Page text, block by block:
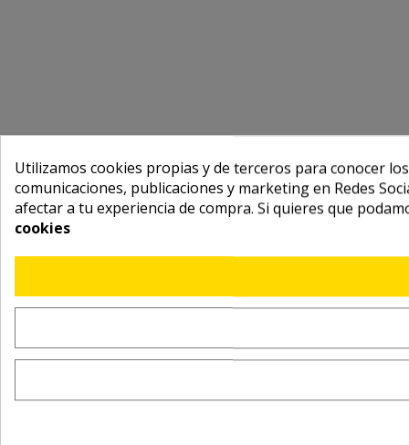
Utilizamos cookies propias y de terceros para conocer
comunicaciones, publicaciones y marketing en Redes
afectar a tu experiencia de compra. Si quieres que
cookies